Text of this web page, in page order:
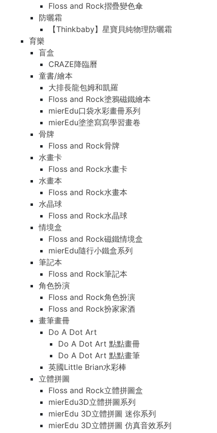
Floss and Rock摺疊變色傘
防曬霜
【Thinkbaby】星寶貝純物理防曬霜
育樂
盲盒
CRAZE降臨曆
童書/繪本
大排長龍包姆和凱羅
Floss and Rock塗鴉磁鐵繪本
mierEdu口袋水彩畫冊系列
mierEdu塗塗寫寫學習畫卷
骨牌
Floss and Rock骨牌
水畫卡
Floss and Rock水畫卡
水畫本
Floss and Rock水畫本
水晶球
Floss and Rock水晶球
情境盒
Floss and Rock磁鐵情境盒
mierEdu隨行小鐵盒系列
筆記本
Floss and Rock筆記本
角色扮演
Floss and Rock角色扮演
Floss and Rock扮家家酒
畫筆畫冊
Do A Dot Art
Do A Dot Art 點點畫冊
Do A Dot Art 點點畫筆
英國Little Brian水彩棒
立體拼圖
Floss and Rock立體拼圖盒
mierEdu3D立體拼圖系列
mierEdu 3D立體拼圖 迷你系列
mierEdu 3D立體拼圖 仿真音效系列